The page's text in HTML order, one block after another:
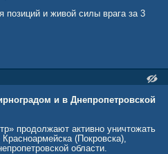
и живой силы врага за 3
и в Днепропетровской
продолжают активно уничтожать
(Покровска),
области.